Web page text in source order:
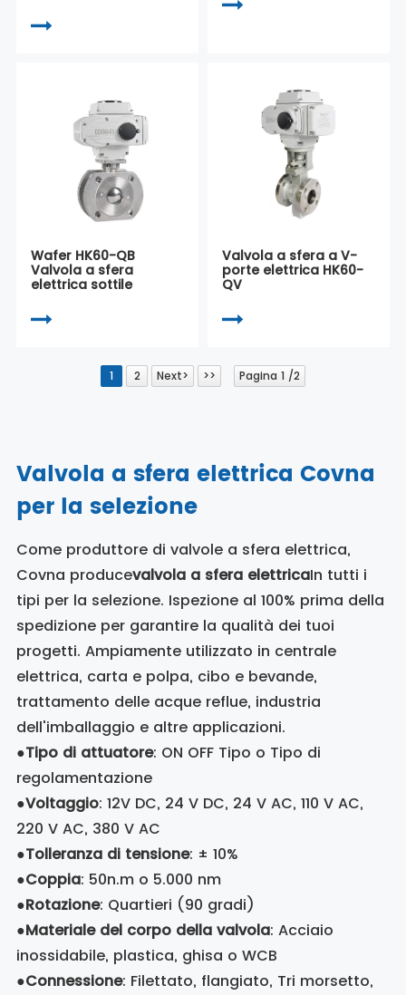
Wafer HK60-QB
Valvola a sfera
elettrica sottile
Valvola a sfera a V-
porte elettrica HK60-
QV
1 2 Next> >> Pagina 1 /2
Valvola a sfera elettrica Covna
per la selezione
Come produttore di valvole a sfera elettrica,
Covna producevalvola a sfera elettricaIn tutti i
tipi per la selezione. Ispezione al 100% prima della
spedizione per garantire la qualità dei tuoi
progetti. Ampiamente utilizzato in centrale
elettrica, carta e polpa, cibo e bevande,
trattamento delle acque reflue, industria
dell'imballaggio e altre applicazioni.
●Tipo di attuatore: ON OFF Tipo o Tipo di
regolamentazione
●Voltaggio: 12V DC, 24 V DC, 24 V AC, 110 V AC,
220 V AC, 380 V AC
●Tolleranza di tensione: ± 10%
●Coppia: 50n.m o 5.000 nm
●Rotazione: Quartieri (90 gradi)
●Materiale del corpo della valvola: Acciaio
inossidabile, plastica, ghisa o WCB
●Connessione: Filettato, flangiato, Tri morsetto,